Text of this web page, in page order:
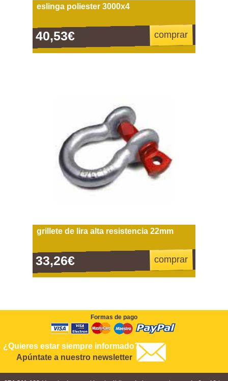
eslinga poliester 3000x4
40,53€ comprar
grillete de lira alta resistencia 22mm
33,26€ comprar
Formas de pago
¿Quieres estar siempre informado?
Apúntate a nuestro newsletter